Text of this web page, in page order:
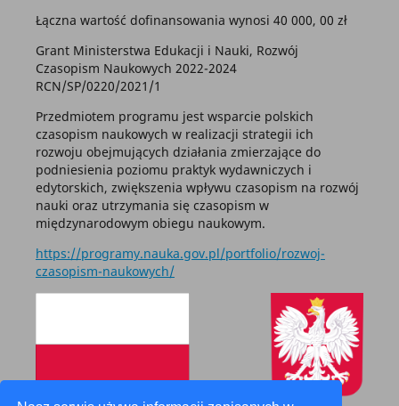
Łączna wartość dofinansowania wynosi 40 000, 00 zł
Grant Ministerstwa Edukacji i Nauki, Rozwój
Czasopism Naukowych 2022-2024
RCN/SP/0220/2021/1
Przedmiotem programu jest wsparcie polskich
czasopism naukowych w realizacji strategii ich
rozwoju obejmujących działania zmierzające do
podniesienia poziomu praktyk wydawniczych i
edytorskich, zwiększenia wpływu czasopism na rozwój
nauki oraz utrzymania się czasopism w
międzynarodowym obiegu naukowym.
https://programy.nauka.gov.pl/portfolio/rozwoj-
czasopism-naukowych/